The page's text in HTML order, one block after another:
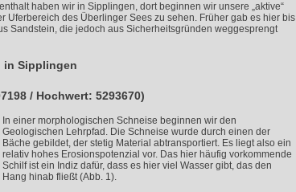
haben wir in Sipplingen, dort beginnen wir unsere „aktive“
Uferbereich des Überlinger Sees zu sehen. Früher gab es hier bis
Sandstein, die jedoch aus Sicherheitsgründen weggesprengt
in Sipplingen
/ Hochwert: 5293670)
In einer morphologischen Schneise beginnen wir den
Geologischen Lehrpfad. Die Schneise wurde durch einen der
Bäche gebildet, der stetig Material abtransportiert. Es liegt also ein
relativ hohes Erosionspotenzial vor. Das hier häufig vorkommende
Schilf ist ein Indiz dafür, dass es hier viel Wasser gibt, das den
Hang hinab fließt (Abb. 1).